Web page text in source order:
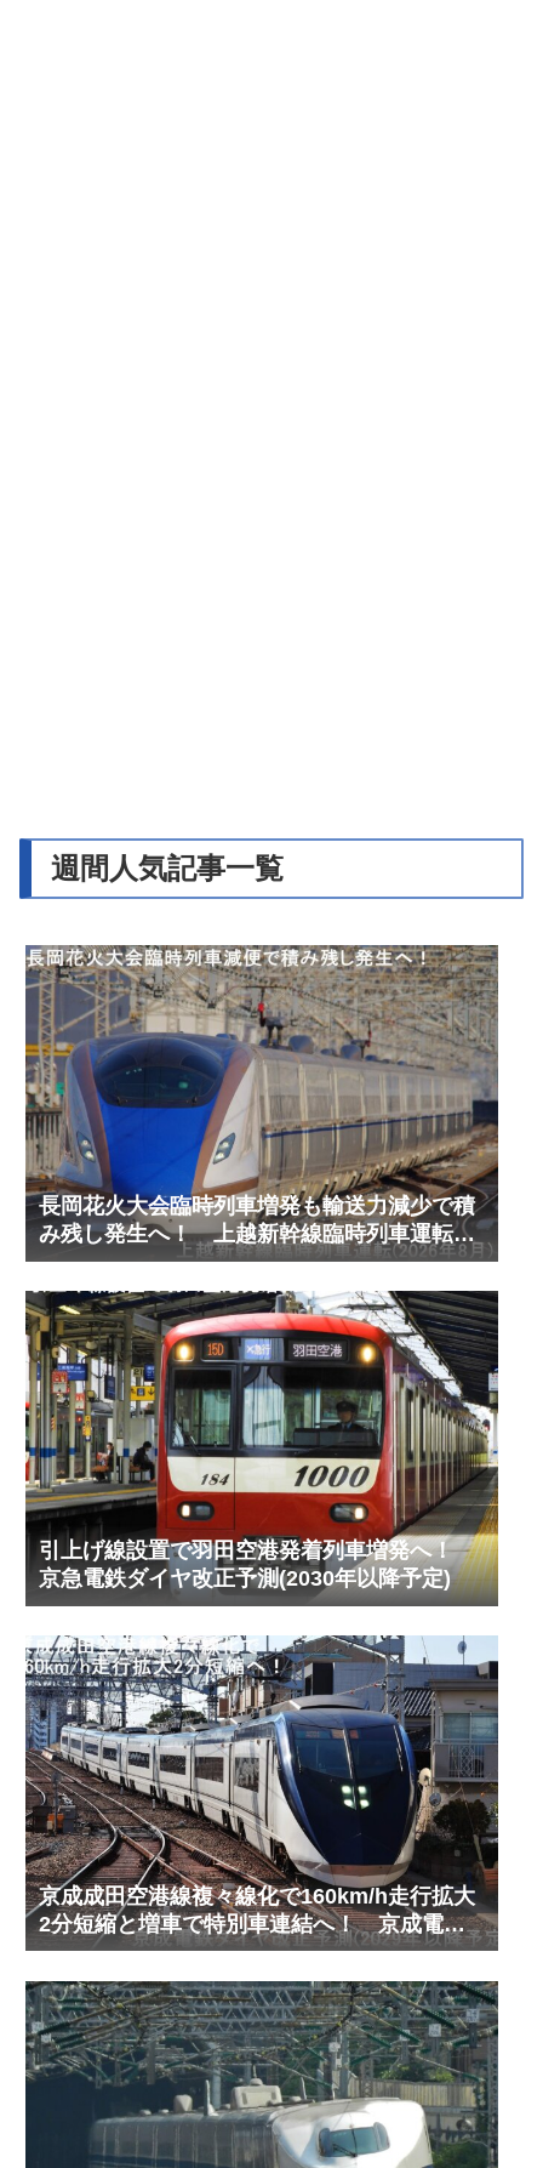
週間人気記事一覧
長岡花火大会臨時列車増発も輸送力減少で積
み残し発生へ！ 上越新幹線臨時列車運転
(2026年8月)
引上げ線設置で羽田空港発着列車増発へ！
京急電鉄ダイヤ改正予測(2030年以降予定)
京成成田空港線複々線化で160km/h走行拡大
2分短縮と増車で特別車連結へ！ 京成電鉄
ダイヤ改正予測(2029年以降予定)